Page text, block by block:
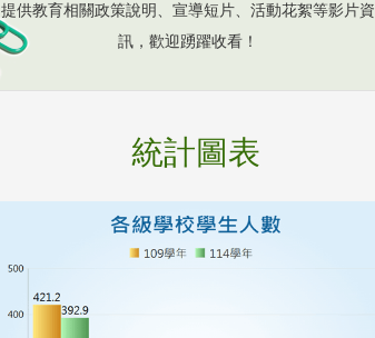
提供教育相關政策說明、宣導短片、活動花絮等影片資
訊，歡迎踴躍收看！
統計圖表